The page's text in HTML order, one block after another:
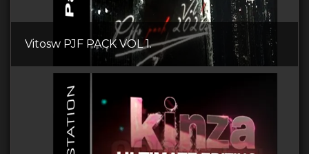
Vitosw PJF PACK VOL 1.